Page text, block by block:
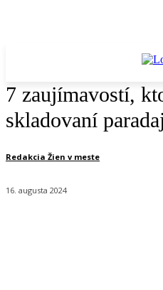
7 zaujímavostí,
skladovaní
Redakcia Žien v meste
16. augusta 2024